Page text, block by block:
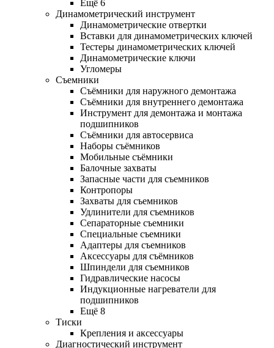
Ещё 6
Динамометрический инструмент
Динамометрические отвертки
Вставки для динамометрических ключей
Тестеры динамометрических ключей
Динамометрические ключи
Угломеры
Съемники
Съёмники для наружного демонтажа
Съёмники для внутреннего демонтажа
Инструмент для демонтажа и монтажа
подшипников
Съёмники для автосервиса
Наборы съёмников
Мобильные съёмники
Балочные захваты
Запасные части для съемников
Контропоры
Захваты для съемников
Удлинители для съемников
Сепараторные съемники
Специальные съемники
Адаптеры для съемников
Аксессуары для съёмников
Шпиндели для съемников
Гидравлические насосы
Индукционные нагреватели для
подшипников
Ещё 8
Тиски
Крепления и аксессуары
Диагностический инструмент